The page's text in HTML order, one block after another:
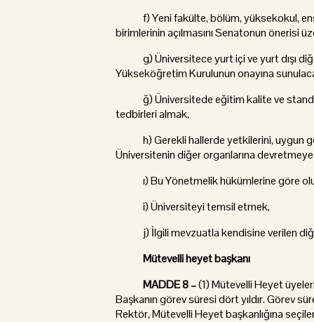
f) Yeni fakülte, bölüm, yüksekokul,
birimlerinin açılmasını Senatonun önerisi
g) Üniversitece yurt içi ve yurt dışı
Yükseköğretim Kurulunun onayına
ğ) Üniversitede eğitim kalite ve
tedbirleri almak,
h) Gerekli hallerde yetkilerini, uygun
Üniversitenin diğer organlarına
ı) Bu Yönetmelik hükümlerine göre
i) Üniversiteyi temsil etmek,
j) İlgili mevzuatla kendisine verilen
Mütevelli heyet başkanı
MADDE 8 –(1) Mütevelli Heyet
Başkanın görev süresi dört yıldır. Görev
Rektör, Mütevelli Heyet başkanlığına